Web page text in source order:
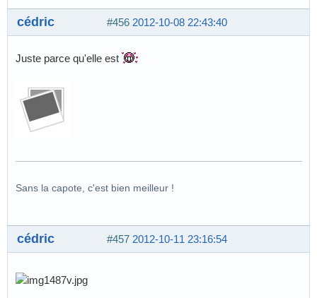
#456 2012-10-08 22:43:40
cédric
Juste parce qu'elle est
Sans la capote, c'est bien meilleur !
#457 2012-10-11 23:16:54
cédric